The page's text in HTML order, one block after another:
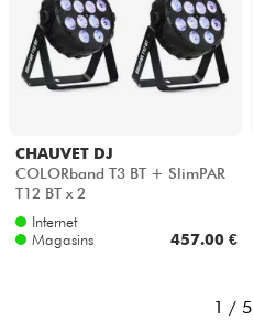
CHAUVET DJ
COLORband T3 BT + SlimPAR
T12 BT x 2
Internet
Magasins
457.00 €
1 / 5